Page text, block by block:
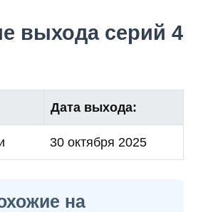
выхода серий 4
Дата выхода:
30 октября 2025
на